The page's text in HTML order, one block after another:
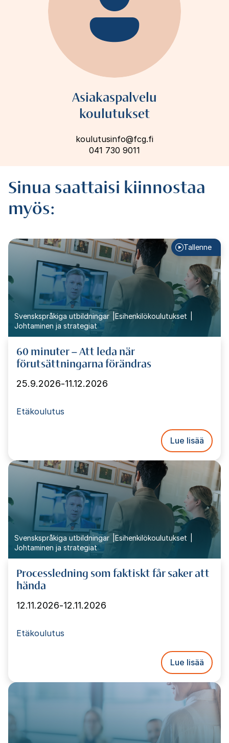
Asiakaspalvelu
koulutukset
koulutusinfo@fcg.fi
041 730 9011
Sinua saattaisi kiinnostaa
myös:
Tallenne
Svenskspråkiga utbildningar
Esihenkilökoulutukset
Johtaminen ja strategiat
60 minuter – Att leda när
förutsättningarna förändras
25.9.2026-11.12.2026
Etäkoulutus
Lue lisää
Svenskspråkiga utbildningar
Esihenkilökoulutukset
Johtaminen ja strategiat
Processledning som faktiskt får saker att
hända
12.11.2026-12.11.2026
Etäkoulutus
Lue lisää